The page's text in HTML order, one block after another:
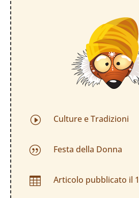
I Culture e Tradizioni
| Festa della Donna
 Articolo pubblicato il